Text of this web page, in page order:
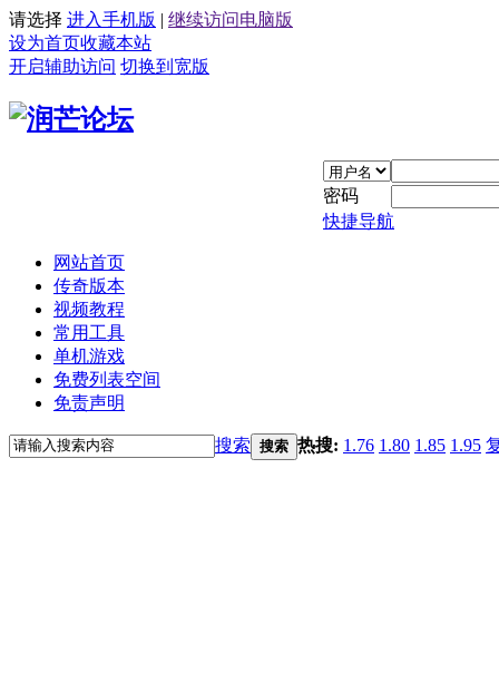
请选择 进入手机版 | 继续访问电脑版
设为首页收藏本站
开启辅助访问 切换到宽版
密码
快捷导航
网站首页
传奇版本
视频教程
常用工具
单机游戏
免费列表空间
免责声明
搜索 搜索 热搜: 1.76 1.80 1.85 1.95